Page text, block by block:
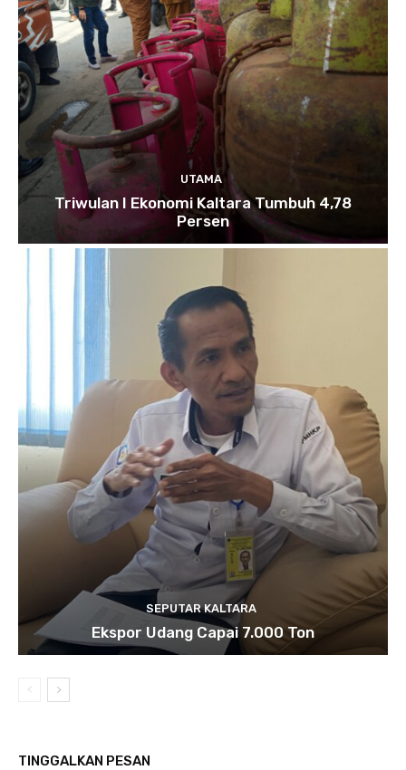
UTAMA
Triwulan I Ekonomi Kaltara Tumbuh 4,78
Persen
SEPUTAR KALTARA
Ekspor Udang Capai 7.000 Ton
TINGGALKAN PESAN